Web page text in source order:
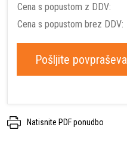
Cena s popustom z DDV:
Cena s popustom brez DDV:
Pošljite
Natisnite PDF ponudbo